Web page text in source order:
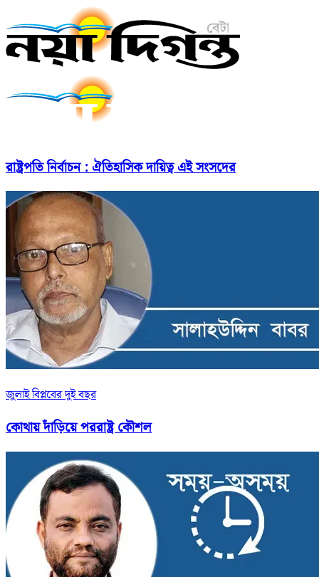
রাষ্ট্রপতি নির্বাচন : ঐতিহাসিক দায়িত্ব এই সংসদের
জুলাই বিপ্লবের দুই বছর
কোথায় দাঁড়িয়ে পররাষ্ট্র কৌশল